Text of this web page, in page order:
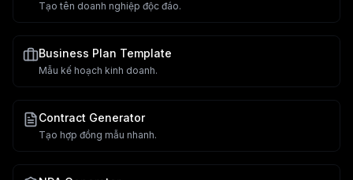
Tạo tên doanh nghiệp độc đáo.
Business Plan Template
Mẫu kế hoạch kinh doanh.
Contract Generator
Tạo hợp đồng mẫu nhanh.